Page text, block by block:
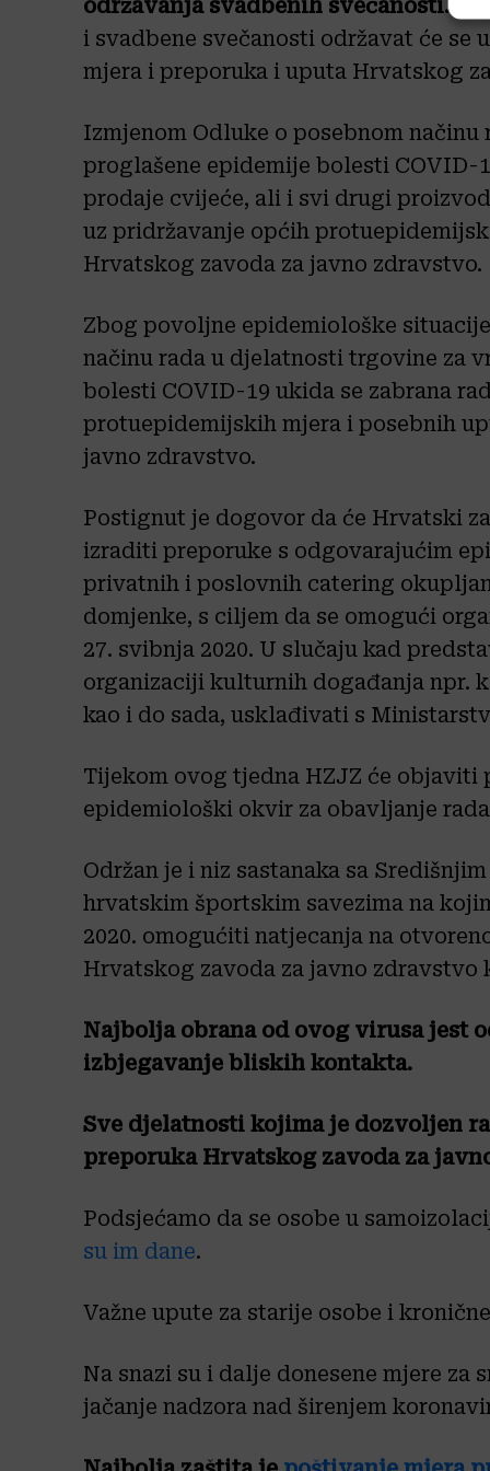
održavanja svadbenih svečanosti.
i svadbene svečanosti održavat će
mjera i preporuka i uputa Hrvatskog
Izmjenom Odluke o posebnom
proglašene epidemije bolesti COVID-
prodaje cvijeće, ali i svi drugi
uz pridržavanje općih
Hrvatskog zavoda za javno zdravstvo.
Zbog povoljne epidemiološke
načinu rada u djelatnosti trgovine za
bolesti COVID-19 ukida se zabrana
protuepidemijskih mjera i posebnih
javno zdravstvo.
Postignut je dogovor da će Hrvatski
izraditi preporuke s odgovarajućim
privatnih i poslovnih catering
domjenke, s ciljem da se omogući
27. svibnja 2020. U slučaju kad
organizaciji kulturnih događanja npr.
kao i do sada, usklađivati s
Tijekom ovog tjedna HZJZ će
epidemiološki okvir za obavljanje
Održan je i niz sastanaka sa
hrvatskim športskim savezima na
2020. omogućiti natjecanja na
Hrvatskog zavoda za javno
Najbolja obrana od ovog virusa jest
izbjegavanje bliskih kontakta.
Sve djelatnosti kojima je dozvoljen
preporuka Hrvatskog zavoda za
Podsjećamo da se osobe u
su im dane.
Važne upute za starije osobe i
Na snazi su i dalje donesene mjere
jačanje nadzora nad širenjem